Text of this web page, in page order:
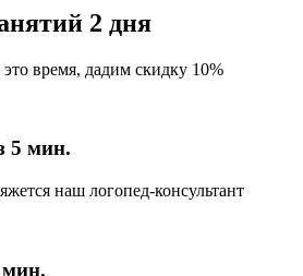
2 дня
время, дадим скидку 10%
5 мин.
наш логопед-консультант
мин.